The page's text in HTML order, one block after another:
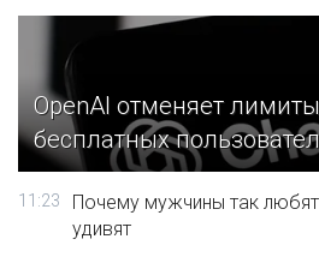
OpenAI отменяет
бесплатных
11:23
Почему мужчины так
удивят